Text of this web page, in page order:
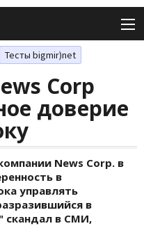
Тесты bigmir)net
Corp
доверие
News Corp. в
в
управлять
в
скандал в СМИ,